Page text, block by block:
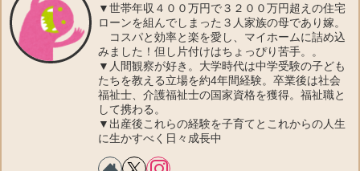
▼世帯年収４００万円で３２００万円超えの住宅
ローンを組んでしまった３人家族の母であり嫁。
コスパと効率と楽を愛し、マイホームに詰め込
みました！但し片付けはちょっぴり苦手。。
▼人間観察が好き。大学時代は中学受験の子ども
たちを教える立場を約4年間経験。卒業後は社会
福祉士、介護福祉士の国家資格を獲得。福祉職と
して携わる。
▼出産後これらの経験を子育てとこれからの人生
に生かすべく日々成長中